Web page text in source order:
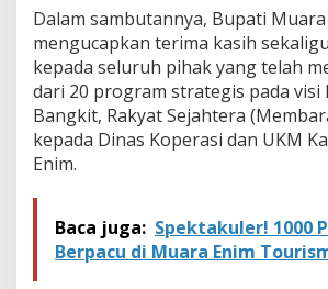
m
b
a
n
g
a
n
U
M
e
Dalam sambutannya, Bupati Muara
mengucapkan terima kasih
kepada seluruh pihak yang telah
dari 20 program strategis pada visi
Bangkit, Rakyat Sejahtera
kepada Dinas Koperasi dan UKM
Enim.
Baca juga: Spektakuler! 1000
Berpacu di Muara Enim